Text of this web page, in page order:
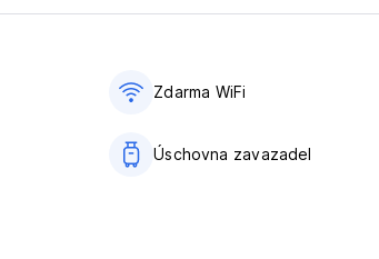
Zdarma WiFi
Úschovna zavazadel